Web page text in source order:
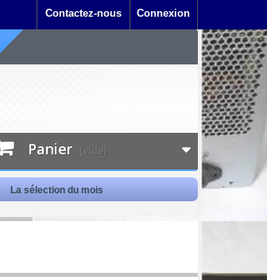
Connexion
Contactez-nous
Panier (vide)
La sélection du mois